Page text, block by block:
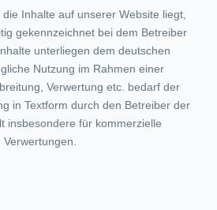
Inhalte auf unserer Website liegt,
gekennzeichnet bei dem Betreiber
unterliegen dem deutschen
Nutzung im Rahmen einer
Verwertung etc. bedarf der
in Textform durch den Betreiber der
insbesondere für kommerzielle
Verwertungen.